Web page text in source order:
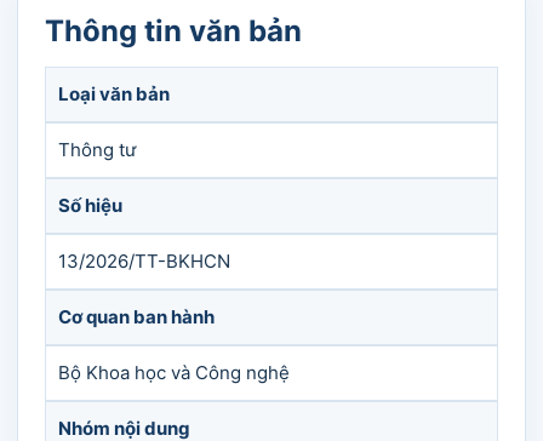
Thông tin văn bản
Loại văn bản
Thông tư
Số hiệu
13/2026/TT-BKHCN
Cơ quan ban hành
Bộ Khoa học và Công nghệ
Nhóm nội dung